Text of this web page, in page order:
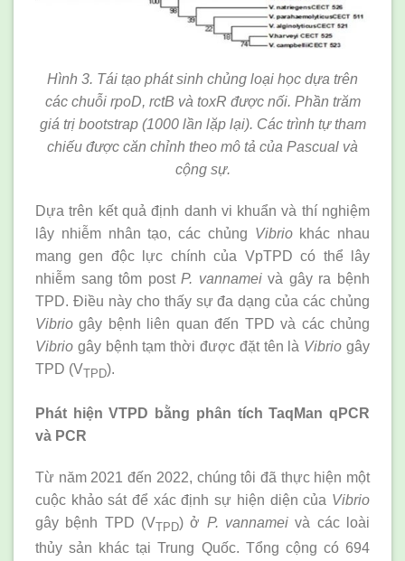
Hình 3. Tái tạo phát sinh chủng loại học dựa trên
các chuỗi rpoD, rctB và toxR được nối. Phần trăm
giá trị bootstrap (1000 lần lặp lại). Các trình tự tham
chiếu được căn chỉnh theo mô tả của Pascual và
cộng sự.
Dựa trên kết quả định danh vi khuẩn và thí nghiệm
lây nhiễm nhân tạo, các chủng Vibriokhác nhau
mang gen độc lực chính của VpTPD có thể lây
nhiễm sang tôm postP. vannameivà gây ra bệnh
TPD. Điều này cho thấy sự đa dạng của các chủng
Vibrio gây bệnh liên quan đến TPD và các chủng
Vibrio gây bệnh tạm thời được đặt tên là Vibrio gây
TPD (VTPD).
Phát hiện VTPD bằng phân tích TaqMan qPCR
và PCR
Từ năm 2021 đến 2022, chúng tôi đã thực hiện một
cuộc khảo sát để xác định sự hiện diện của Vibrio
gây bệnh TPD (VTPD) ở P. vannamei và các loài
thủy sản khác tại Trung Quốc. Tổng cộng có 694